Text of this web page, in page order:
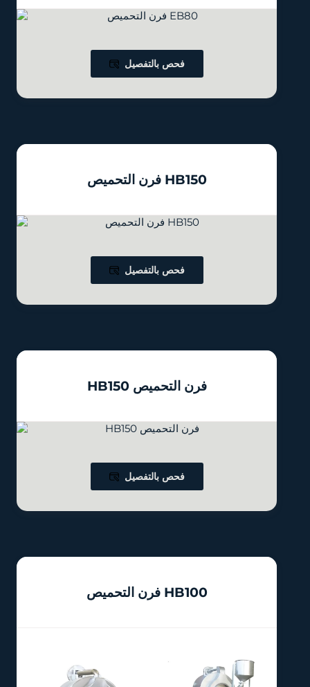
فحص بالتفصيل
فرن التحميص HB150
فحص بالتفصيل
HB150 فرن التحميص
فحص بالتفصيل
فرن التحميص HB100